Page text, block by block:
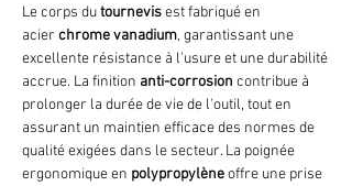
Le corps dutournevisest fabriqué en
acier chrome vanadium, garantissant une
excellente résistance à l'usure et une durabilité
accrue. La finition anti-corrosion contribue à
prolonger la durée de vie de l'outil, tout en
assurant un maintien efficace des normes de
qualité exigées dans le secteur. La poignée
ergonomique en polypropylèneoffre une prise